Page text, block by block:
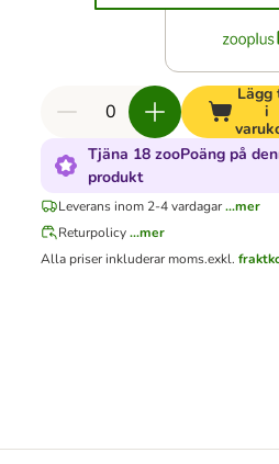
Lägg
i
Tjäna 18 zooPoäng på
produkt
Leverans inom 2-4 vardagar...mer
Returpolicy...mer
Alla priser inkluderar moms.exkl.